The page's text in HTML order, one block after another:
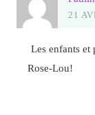
21
Les enfants
Rose-Lou!